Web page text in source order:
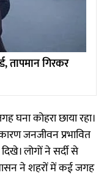
तापमान गिरकर
कोहरा छाया रहा।
जनजीवन प्रभावित
लोगों ने सर्दी से
ने शहरों में कई जगह